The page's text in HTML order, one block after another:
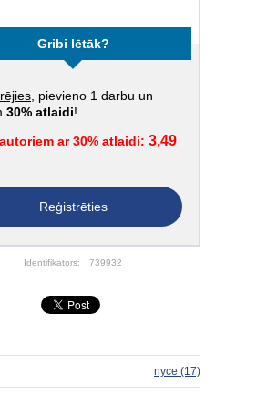
Gribi lētāk?
, pievieno 1 darbu un
30% atlaidi!
ar 30% atlaidi: 3,49
Reģistrēties
Identifikators: 739932
nyce (17)